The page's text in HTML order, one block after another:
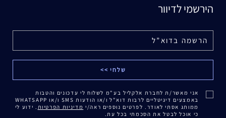
הירשמי לדיוור
אני מאשר/ת לחברת אלקליל בע"מ לשלוח לי עדכונים והטבות
באמצעים דיגיטליים לרבות דוא"ל ו/או הודעות SMS ו/או WHATSAPP
ממותג אסתי לאודר. לפרטים נוספים ראה/י מדיניות הפרטיות . ידוע לי
כי אוכל לבטל את הסכמתי בכל עת.